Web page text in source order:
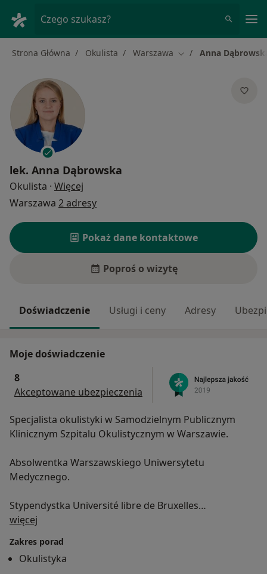
Czego szukasz?
Strona Główna Okulista Warszawa Zmień miasto
Anna
lek. Anna Dąbrowska
Okulista · Więcej
Warszawa 2 adresy
Pokaż dane kontaktowe
Poproś o wizytę
Doświadczenie Usługi i ceny Adresy
Moje doświadczenie
8
Akceptowane ubezpieczenia
Specjalista okulistyki w Samodzielnym Publicznym
Klinicznym Szpitalu Okulistycznym w Warszawie.
Absolwentka Warszawskiego Uniwersytetu
Medycznego.
Stypendystka Université libre de Bruxelles
więcej
Zakres porad
Okulistyka